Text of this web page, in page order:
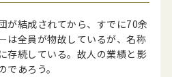
が結成されてから、すでに70余
は全員が物故しているが、名称
存続している。故人の業績と影
あろう。